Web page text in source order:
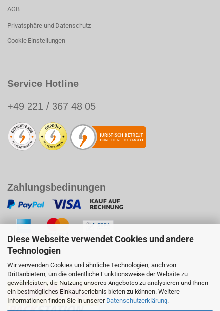
Diese Webseite verwendet Cookies und andere
Technologien
Wir verwenden Cookies und ähnliche Technologien, auch von
Drittanbietern, um die ordentliche Funktionsweise der Website zu
gewährleisten, die Nutzung unseres Angebotes zu analysieren und Ihnen
ein bestmögliches Einkaufserlebnis bieten zu können. Weitere
Informationen finden Sie in unserer Datenschutzerklärung.
AGB
Privatsphäre und Datenschutz
Cookie Einstellungen
Service Hotline
+49 221 / 367 48 05
Zahlungsbedinungen
Versanddienstleister